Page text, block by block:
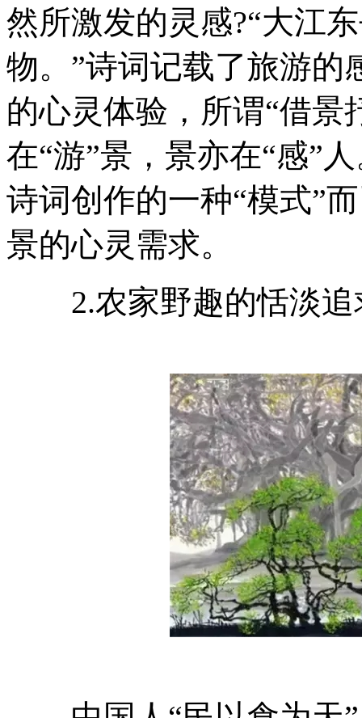
然所激发的灵感?“大江
物。”诗词记载了旅游的
的心灵体验，所谓“借景
在“游”景，景亦在“感”
诗词创作的一种“模式”
景的心灵需求。
2.农家野趣的恬淡追